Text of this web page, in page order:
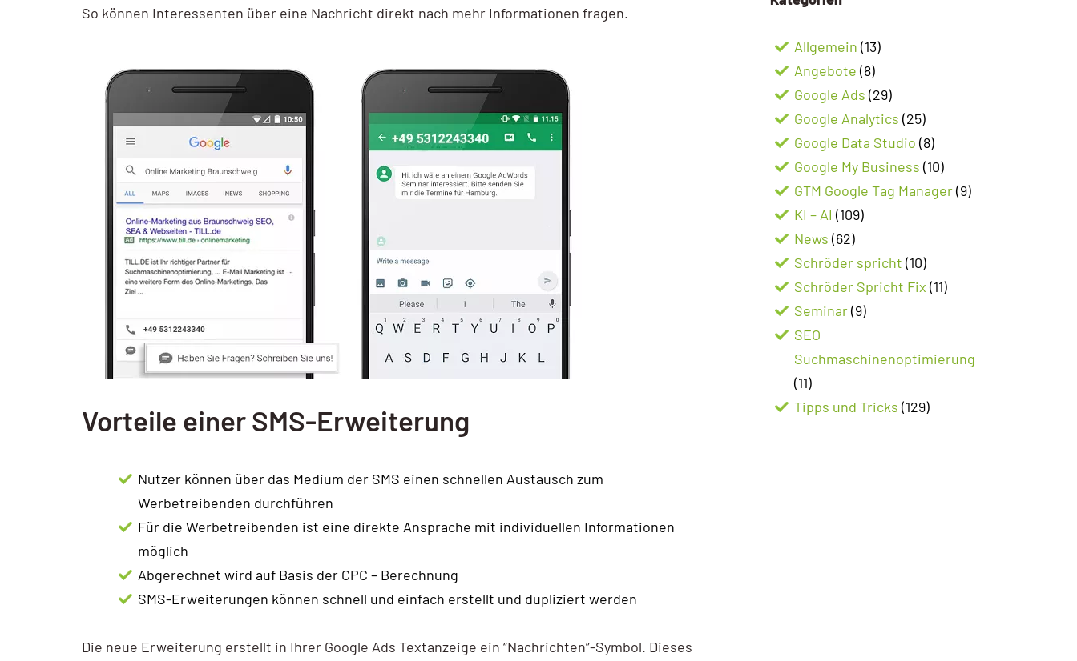
AI / KI Wissen
Google NotebookLM
Search vs Chatbot
Data Studio
So können Interessenten über eine Nachricht direkt nach mehr Informationen fragen.
Vorteile einer SMS-Erweiterung
Nutzer können über das Medium der SMS einen schnellen Austausch zum
Werbetreibenden durchführen
Für die Werbetreibenden ist eine direkte Ansprache mit individuellen Informationen
möglich
Abgerechnet wird auf Basis der CPC – Berechnung
SMS-Erweiterungen können schnell und einfach erstellt und dupliziert werden
Die neue Erweiterung erstellt in Ihrer Google Ads Textanzeige ein “Nachrichten”-Symbol. Dieses
Allgemein (13)
Angebote (8)
Google Ads (29)
Google Analytics (25)
Google Data Studio (8)
Google My Business (10)
GTM Google Tag Manager(9)
KI – AI (109)
News (62)
Schröder spricht (10)
Schröder Spricht Fix (11)
Seminar(9)
SEO
Suchmaschinenoptimierung
(11)
Tipps und Tricks (129)